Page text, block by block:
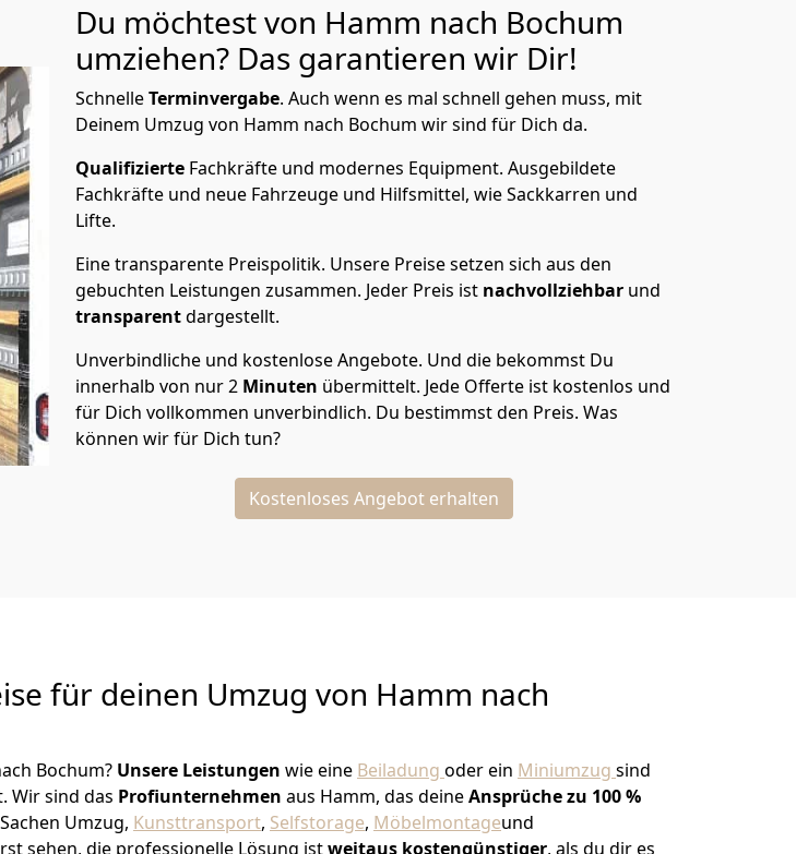
Du möchtest von Hamm nach Bochum
umziehen? Das garantieren wir Dir!
SchnelleTerminvergabe. Auch wenn es mal schnell gehen muss, mit
Deinem Umzug von Hamm nach Bochum wir sind für Dich da.
Qualifizierte Fachkräfte und modernes Equipment. Ausgebildete
Fachkräfte und neue Fahrzeuge und Hilfsmittel, wie Sackkarren und
Lifte.
Eine transparente Preispolitik. Unsere Preise setzen sich aus den
gebuchten Leistungen zusammen. Jeder Preis ist nachvollziehbar und
transparentdargestellt.
Unverbindliche und kostenlose Angebote. Und die bekommst Du
innerhalb von nur2 Minuten übermittelt. Jede Offerte ist kostenlos und
für Dich vollkommen unverbindlich. Du bestimmst den Preis. Was
können wir für Dich tun?
Kostenloses Angebot erhalten
für deinen Umzug von Hamm nach
Bochum? Unsere Leistungen wie eine Beiladung oder ein Miniumzug sind
Wir sind das Profiunternehmen aus Hamm, das deineAnsprüche zu 100 %
Umzug, Kunsttransport, Selfstorage, Möbelmontageund
sehen, die professionelle Lösung istweitaus kostengünstiger, als du dir es